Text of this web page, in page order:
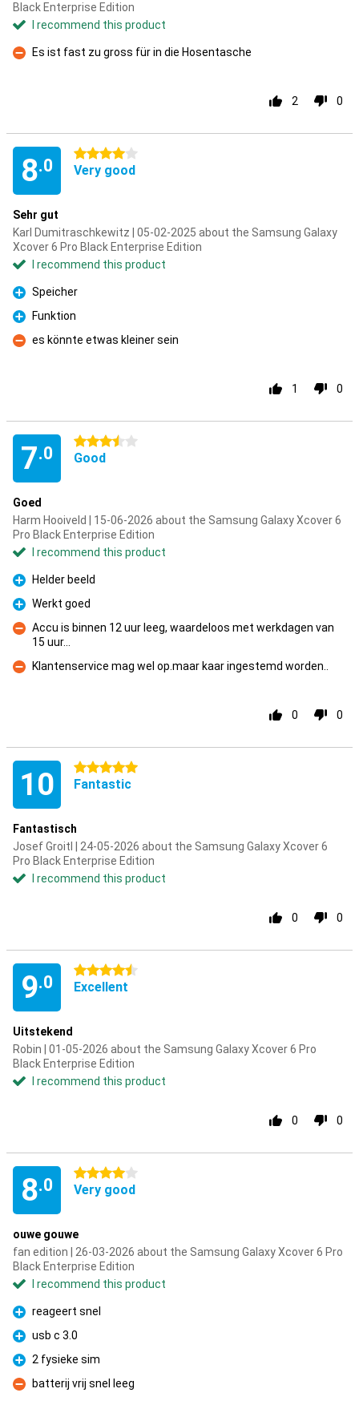
Black Enterprise Edition
I recommend this product
Con
Es ist fast zu gross für in die Hosentasche
2 0
8.0
4 stars
Very good
Sehr gut
Karl Dumitraschkewitz | 05-02-2025 about the Samsung Galaxy
Xcover 6 Pro Black Enterprise Edition
I recommend this product
Pro
Speicher
Pro
Funktion
Con
es könnte etwas kleiner sein
1 0
7.0
3.5 stars
Good
Goed
Harm Hooiveld | 15-06-2026 about the Samsung Galaxy Xcover 6
Pro Black Enterprise Edition
I recommend this product
Pro
Helder beeld
Pro
Werkt goed
Accu is binnen 12 uur leeg, waardeloos met werkdagen van
15 uur...
Con
Klantenservice mag wel op.maar kaar ingestemd worden..
0 0
10 5 stars
Fantastic
Fantastisch
Josef Groitl | 24-05-2026 about the Samsung Galaxy Xcover 6
Pro Black Enterprise Edition
I recommend this product
0 0
9.0
4.5 stars
Excellent
Uitstekend
Robin | 01-05-2026 about the Samsung Galaxy Xcover 6 Pro
Black Enterprise Edition
I recommend this product
0 0
8.0
4 stars
Very good
ouwe gouwe
fan edition | 26-03-2026 about the Samsung Galaxy Xcover 6 Pro
Black Enterprise Edition
I recommend this product
Pro
reageert snel
Pro
usb c 3.0
Pro
2 fysieke sim
Con
batterij vrij snel leeg